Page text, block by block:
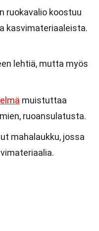
ruokavalio koostuu
kasvimateriaaleista.
lehtiä, mutta myös
muistuttaa
ruoansulatusta.
mahalaukku, jossa